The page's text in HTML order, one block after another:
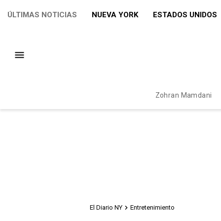
ÚLTIMAS NOTICIAS NUEVA YORK ESTADOS UNIDOS
Zohran Mamdani
El Diario NY Entretenimiento